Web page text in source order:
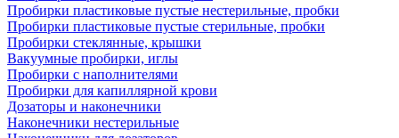
Пробирки пластиковые пустые нестерильные, пробки
Пробирки пластиковые пустые стерильные, пробки
Пробирки стеклянные, крышки
Вакуумные пробирки, иглы
Пробирки с наполнителями
Пробирки для капиллярной крови
Дозаторы и наконечники
Наконечники нестерильные